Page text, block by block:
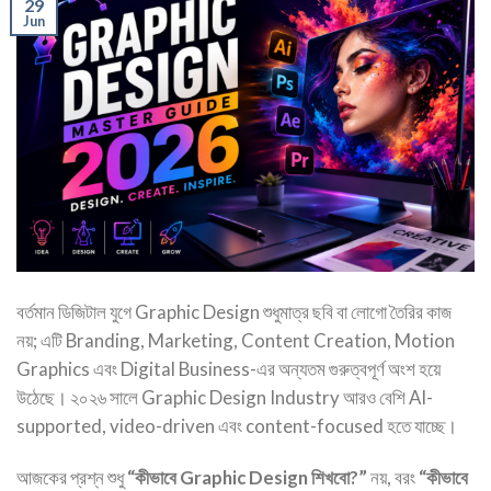
29
Jun
বর্তমান ডিজিটাল যুগে Graphic Design শুধুমাত্র ছবি বা লোগো তৈরির কাজ
নয়; এটি Branding, Marketing, Content Creation, Motion
Graphics এবং Digital Business-এর অন্যতম গুরুত্বপূর্ণ অংশ হয়ে
উঠেছে। ২০২৬ সালে Graphic Design Industry আরও বেশি AI-
supported, video-driven এবং content-focused হতে যাচ্ছে।
আজকের প্রশ্ন শুধু“কীভাবে Graphic Design শিখবো?”নয়, বরং“কীভাবে